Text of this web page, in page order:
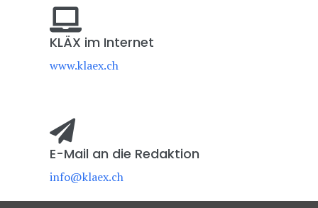
KLÄX im Internet
www.klaex.ch
E-Mail an die Redaktion
info@klaex.ch